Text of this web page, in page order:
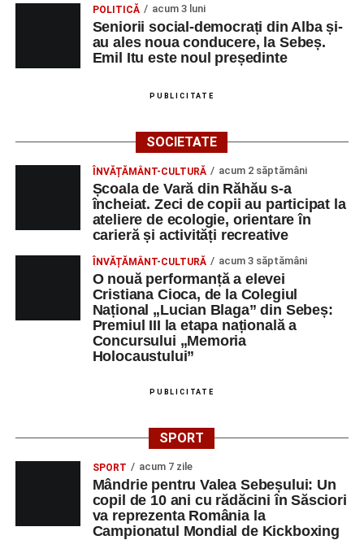
POLITICĂ acum 3 luni
Seniorii social-democrați din Alba și-
au ales noua conducere, la Sebeș.
Emil Itu este noul președinte
PUBLICITATE
SOCIETATE
ÎNVĂȚĂMÂNT-CULTURĂ acum 2 săptămâni
Școala de Vară din Răhău s-a
încheiat. Zeci de copii au participat la
ateliere de ecologie, orientare în
carieră și activități recreative
ÎNVĂȚĂMÂNT-CULTURĂ acum 3 săptămâni
O nouă performanță a elevei
Cristiana Cioca, de la Colegiul
Național „Lucian Blaga” din Sebeș:
Premiul III la etapa națională a
Concursului „Memoria
Holocaustului”
PUBLICITATE
SPORT
SPORT acum 7 zile
Mândrie pentru Valea Sebeșului: Un
copil de 10 ani cu rădăcini în Săsciori
va reprezenta România la
Campionatul Mondial de Kickboxing